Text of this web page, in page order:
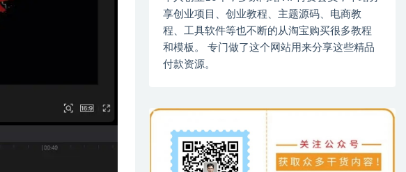
享创业项目、创业教程、主题源码、电商教
程、工具软件等也不断的从淘宝购买很多教程
和模板。 专门做了这个网站用来分享这些精品
付款资源。